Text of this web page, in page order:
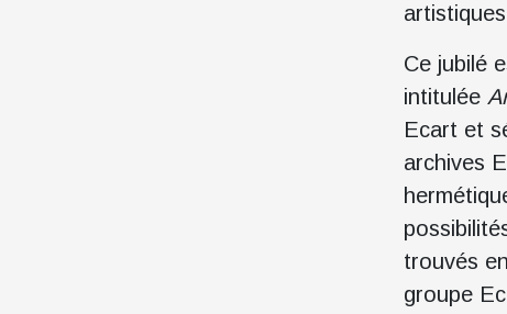
Ce jubilé
intitulée
Ecart et
archives
trouvés
groupe